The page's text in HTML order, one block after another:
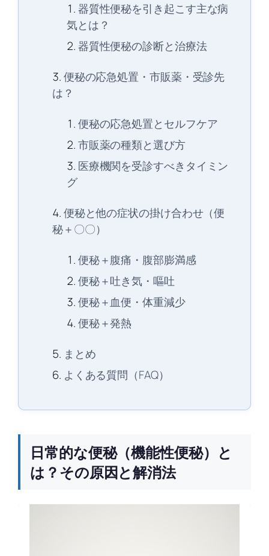
器質性便秘を引き起こす主な病
気とは？
器質性便秘の診断と治療法
便秘の応急処置・市販薬・受診先
は？
便秘の応急処置とセルフケア
市販薬の種類と選び方
医療機関を受診すべきタイミン
グ
便秘と他の症状の掛け合わせ（便
秘＋〇〇）
便秘＋腹痛・腹部膨満感
便秘＋吐き気・嘔吐
便秘＋血便・体重減少
便秘＋発熱
まとめ
よくある質問（FAQ）
日常的な便秘（機能性便秘）と
は？その原因と解消法